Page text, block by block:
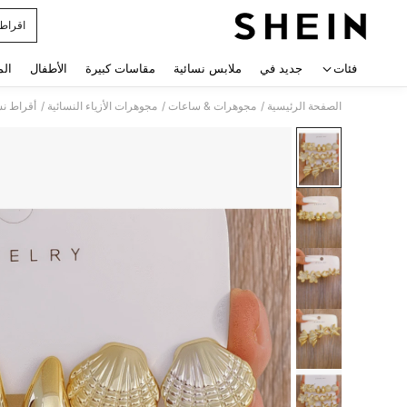
فئات جديد في ملابس نسائية مقاسات كبيرة الأطفال
الصفحة الرئيسية / مجوهرات & ساعات / مجوهرات الأزياء النسائية / أقراط